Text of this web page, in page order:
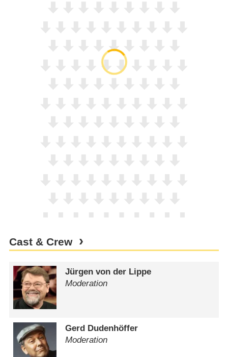
Cast & Crew
Jürgen von der Lippe
Moderation
Gerd Dudenhöffer
Moderation